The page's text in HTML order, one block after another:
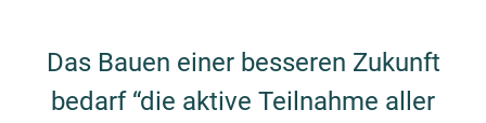
Das Bauen einer besseren Zukunft
bedarf “die aktive Teilnahme aller